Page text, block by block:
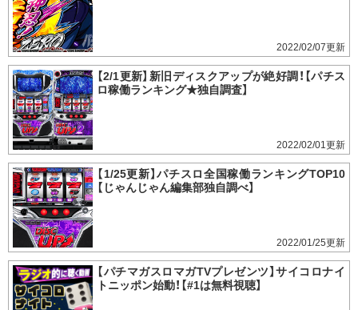
2022/02/07
【2/1更新】新旧ディスクアップが絶好調！【パチス
ロ稼働ランキング★独自調査】
2022/02/01
【1/25更新】パチスロ全国稼働ランキングTOP10
【じゃんじゃん編集部独自調べ】
2022/01/25
【パチマガスロマガTVプレゼンツ】サイコロナイ
トニッポン始動！【#1は無料視聴】